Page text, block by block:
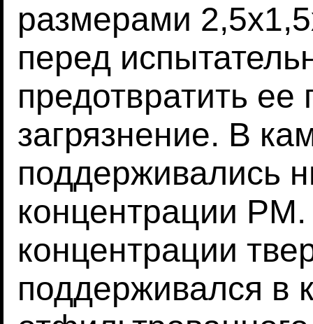
размерами
перед
предотвратить
загрязнение. В
поддерживались
концентрации
концентрации
поддерживался в